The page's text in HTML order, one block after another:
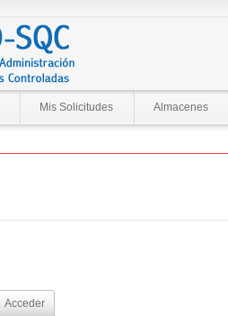
Mis Solicitudes Almacenes